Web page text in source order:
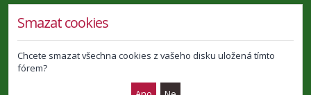
Smazat cookies
Chcete smazat všechna cookies z vašeho disku uložená tímto
fórem?